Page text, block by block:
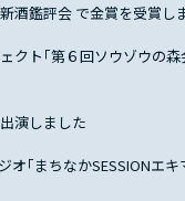
酒鑑評会 で金賞を受賞し
クト｢第６回ソウゾウの
演しました
オ｢まちなかSESSIONエ